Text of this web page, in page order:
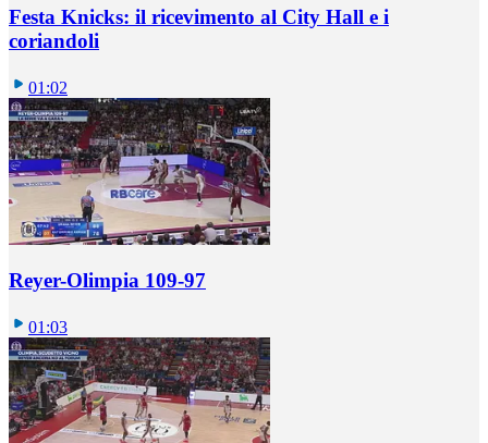
Festa Knicks: il ricevimento al City Hall e i
coriandoli
01:02
Reyer-Olimpia 109-97
01:03